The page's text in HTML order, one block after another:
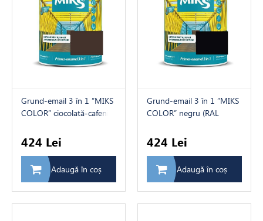
auxiliare
Grund-email 3 în 1 ”MIKS
COLOR” ciocolată-cafeniu
424 Lei
Adaugă în coș
Grund-email 3 în 1 ”MIKS
COLOR” negru (RAL
424 Lei
Adaugă în coș